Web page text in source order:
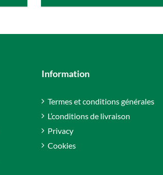
Information
Termes et conditions générales
L’conditions de livraison
Privacy
Cookies